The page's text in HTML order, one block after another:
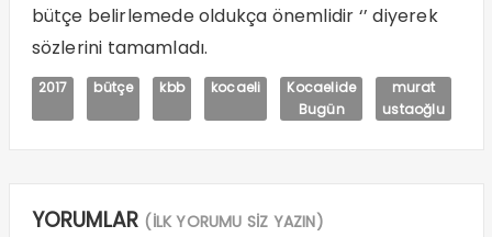
bütçe belirlemede oldukça önemlidir ‘’ diyerek
sözlerini tamamladı.
2017 bütçe kbb kocaeli
Kocaelide
Bugün
murat
ustaoğlu
YORUMLAR (İLK YORUMU SİZ YAZIN)